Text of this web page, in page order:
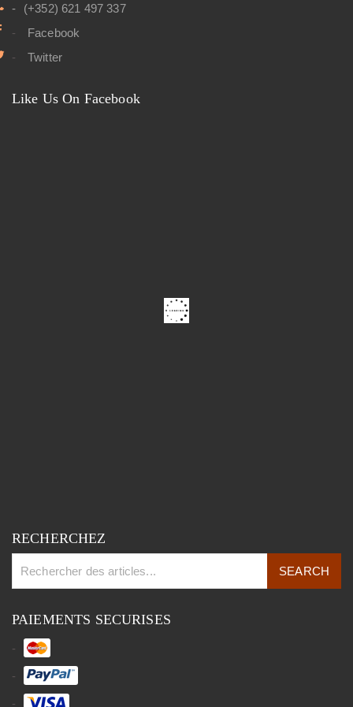
(+352) 621 497 337
Facebook
Twitter
Like Us On Facebook
RECHERCHEZ
PAIEMENTS SECURISES